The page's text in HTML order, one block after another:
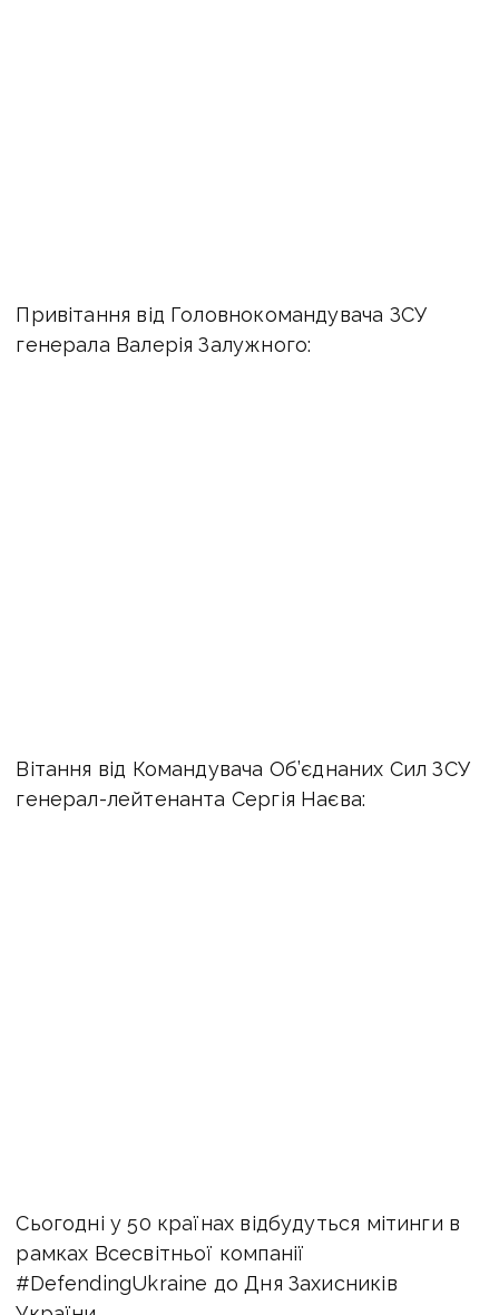
Привітання від Головнокомандувача ЗСУ
генерала Валерія Залужного:
Вітання від Командувача Об’єднаних Сил ЗСУ
генерал-лейтенанта Сергія Наєва:
Сьогодні у 50 країнах відбудуться мітинги в
рамках Всесвітньої компанії
#DefendingUkraine до Дня Захисників